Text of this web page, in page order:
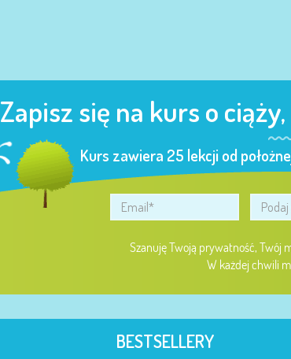
Zapisz się na kurs o
Kurs zawiera 25 lekcji od
Szanuję Twoją prywatność, Twój
W każdej chwili
BESTSELLERY